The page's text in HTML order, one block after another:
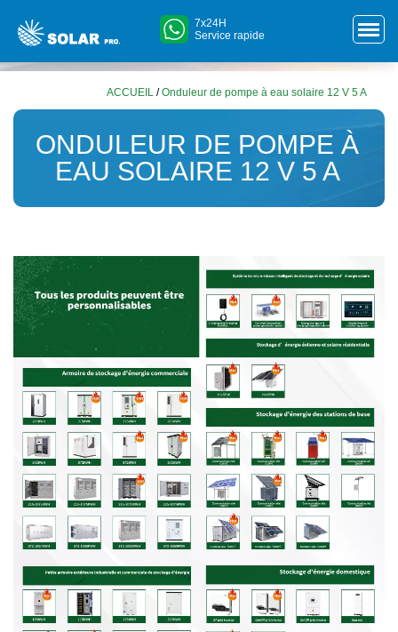
7x24H
Service rapide
ACCUEIL /Onduleur de pompe à eau solaire 12 V 5 A
ONDULEUR DE POMPE À
EAU SOLAIRE 12 V 5 A